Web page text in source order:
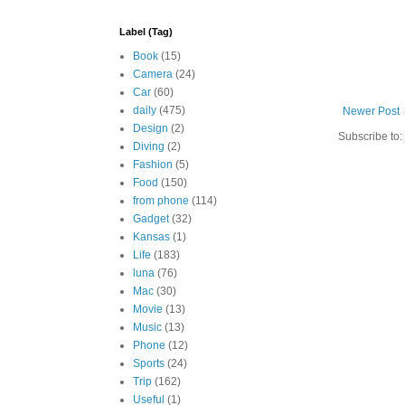
Newer Post
Subscribe to:
Label (Tag)
Book (15)
Camera (24)
Car (60)
daily (475)
Design (2)
Diving (2)
Fashion (5)
Food (150)
from phone (114)
Gadget (32)
Kansas (1)
Life (183)
luna (76)
Mac (30)
Movie (13)
Music (13)
Phone (12)
Sports (24)
Trip (162)
Useful (1)